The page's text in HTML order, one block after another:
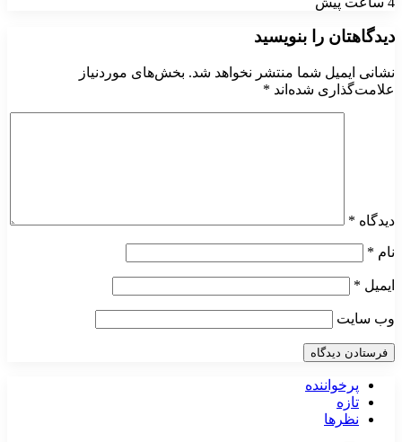
دیدگاهتان را بنویسید
نشانی ایمیل شما منتشر نخواهد شد. بخش‌های موردنیاز
علامت‌گذاری شده‌اند *
دیدگاه *
نام *
ایمیل *
وب‌ سایت
پرخواننده
تازه
نظرها